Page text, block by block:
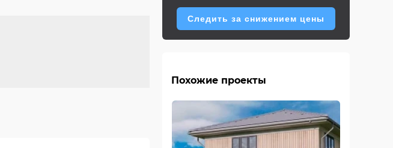
Следить за снижением цены
Похожие проекты